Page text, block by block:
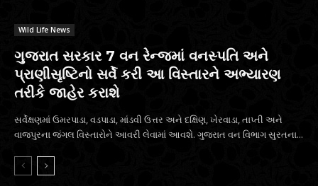
Wild Life News
ગુજરાત સરકાર 7 વન રેન્જમાં વનસ્પતિ અને
પ્રાણીસૃષ્ટિનો સર્વે કરી આ વિસ્તારને અભ્યારણ
તરીકે જાહેર કરાશે
સર્વેક્ષણમાં ઉમરપાડા, વડપાડા, માંડવી ઉત્તર અને દક્ષિણ, ખેરવાડા, તાપ્તી અને
વાજપુરના જંગલ વિસ્તારોને આવરી લેવામાં આવશે. ગુજરાત વન વિભાગ સુરતના...